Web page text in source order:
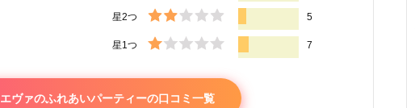
星2つ 5
星1つ 7
エヴァのふれあいパーティーの口コミ一覧